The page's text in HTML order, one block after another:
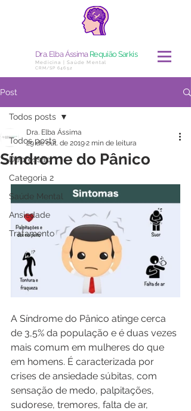
Dra. Elba Ássima Requião Sarkis
Medicina | Saúde Mental
CRM/SP 64652
Post
Todos posts
Depressão
Categoria 2
Saúde Mental
Ansiedade
Tratamento
Todos posts
Síndrome do Pânico
Dra. Elba Ássima
29 de out. de 20192 min de leitura
A Síndrome do Pânico atinge cerca
de 3,5% da população e é duas vezes
mais comum em mulheres do que
em homens. É caracterizada por
crises de ansiedade súbitas, com
sensação de medo, palpitações,
sudorese, tremores, falta de ar,